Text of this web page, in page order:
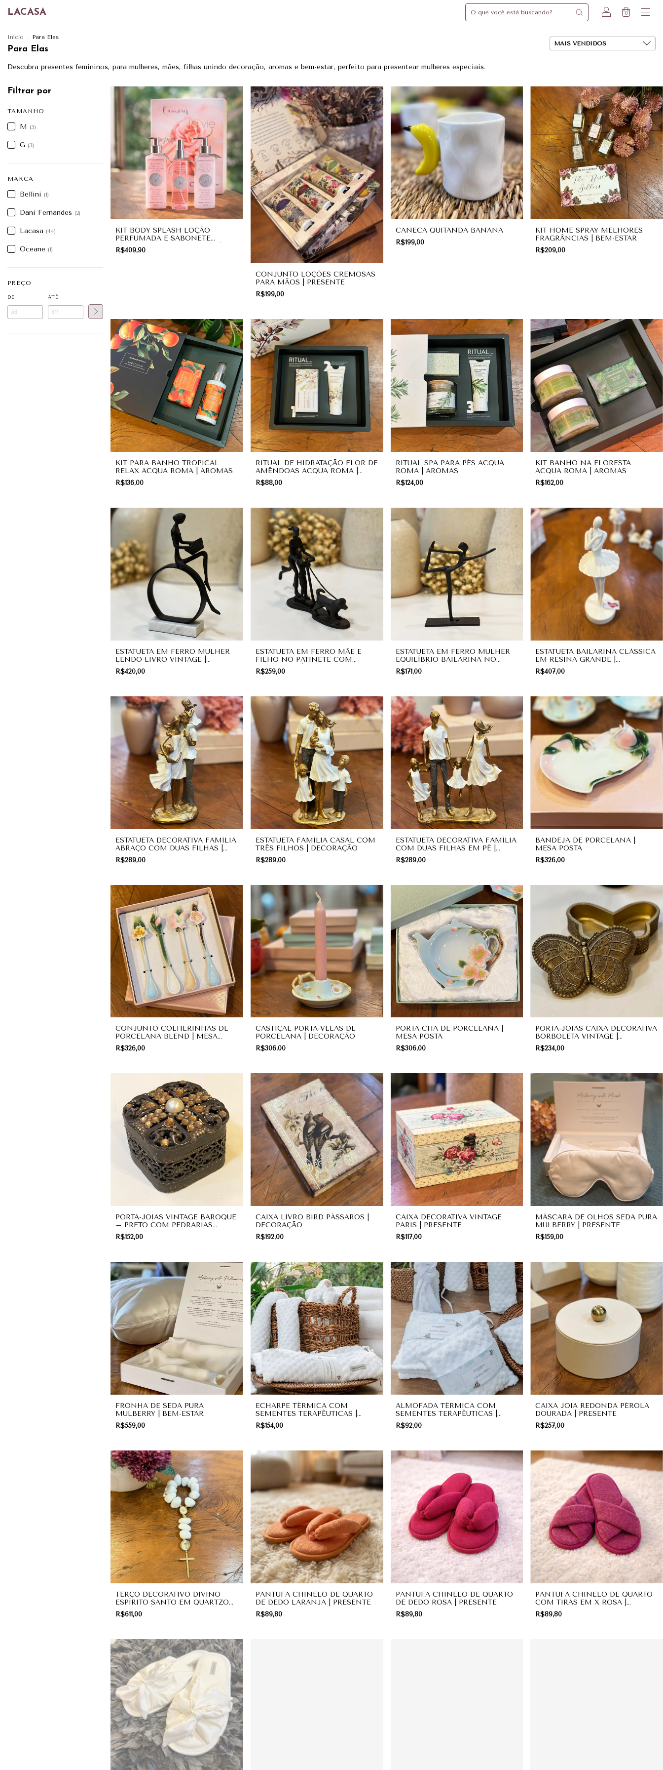
LACASA 0
Início . Para Elas
Para Elas
Descubra presentes femininos, para mulheres, mães, filhas unindo decoração, aromas e bem-estar, perfeito para presentear mulheres especiais.
Filtrar por
TAMANHO
M (5)
G (3)
MARCA
Bellini (1)
Dani Fernandes (2)
Lacasa (44)
Oceane (1)
PREÇO
DE ATÉ
KIT BODY SPLASH LOÇÃO
PERFUMADA E SABONETE
LÍQUIDO DANI FERNANDES |
PRESENTE
R$409,90
CONJUNTO LOÇÕES CREMOSAS
PARA MÃOS | PRESENTE
R$199,00
CANECA QUITANDA BANANA
R$199,00
KIT HOME SPRAY MELHORES
FRAGRÂNCIAS | BEM-ESTAR
R$209,00
KIT PARA BANHO TROPICAL
RELAX ACQUA ROMA | AROMAS
R$136,00
RITUAL DE HIDRATAÇÃO FLOR DE
AMÊNDOAS ACQUA ROMA |
AROMAS
R$88,00
RITUAL SPA PARA PÉS ACQUA
ROMA | AROMAS
R$124,00
KIT BANHO NA FLORESTA
ACQUA ROMA | AROMAS
R$162,00
ESTATUETA EM FERRO MULHER
LENDO LIVRO VINTAGE |
DECORAÇÃO
R$420,00
ESTATUETA EM FERRO MÃE E
FILHO NO PATINETE COM
CACHORRO | DECORAÇÃO
R$259,00
ESTATUETA EM FERRO MULHER
EQUILÍBRIO BAILARINA NO
PILATES | DECORAÇÃO
R$171,00
ESTATUETA BAILARINA CLÁSSICA
EM RESINA GRANDE |
DECORAÇÃO
R$407,00
ESTATUETA DECORATIVA FAMÍLIA
ABRAÇO COM DUAS FILHAS |
DECORAÇÃO
R$289,00
ESTATUETA FAMÍLIA CASAL COM
TRÊS FILHOS | DECORAÇÃO
R$289,00
ESTATUETA DECORATIVA FAMÍLIA
COM DUAS FILHAS EM PÉ |
PRESENTE
R$289,00
BANDEJA DE PORCELANA |
MESA POSTA
R$326,00
CONJUNTO COLHERINHAS DE
PORCELANA BLEND | MESA
POSTA
R$326,00
CASTIÇAL PORTA-VELAS DE
PORCELANA | DECORAÇÃO
R$306,00
PORTA-CHÁ DE PORCELANA |
MESA POSTA
R$306,00
PORTA-JOIAS CAIXA DECORATIVA
BORBOLETA VINTAGE |
PRESENTE
R$234,00
PORTA-JOIAS VINTAGE BAROQUE
– PRETO COM PEDRARIAS
AMBAR E PÉROLA | PRESENTE
R$152,00
CAIXA LIVRO BIRD PÁSSAROS |
DECORAÇÃO
R$192,00
CAIXA DECORATIVA VINTAGE
PARIS | PRESENTE
R$117,00
MÁSCARA DE OLHOS SEDA PURA
MULBERRY | PRESENTE
R$159,00
FRONHA DE SEDA PURA
MULBERRY | BEM-ESTAR
R$559,00
ECHARPE TÉRMICA COM
SEMENTES TERAPÊUTICAS |
PRESENTE
R$154,00
ALMOFADA TÉRMICA COM
SEMENTES TERAPÊUTICAS |
PRESENTE
R$92,00
CAIXA JOIA REDONDA PÉROLA
DOURADA | PRESENTE
R$257,00
TERÇO DECORATIVO DIVINO
ESPÍRITO SANTO EM QUARTZO
BRANCO | PRESENTE
R$611,00
PANTUFA CHINELO DE QUARTO
DE DEDO LARANJA | PRESENTE
R$89,80
PANTUFA CHINELO DE QUARTO
DE DEDO ROSA | PRESENTE
R$89,80
PANTUFA CHINELO DE QUARTO
COM TIRAS EM X ROSA |
PRESENTE
R$89,80